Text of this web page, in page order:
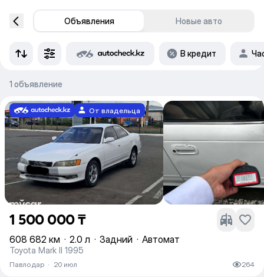
Объявления Новые авто
В кредит
1 объявление
От владельца
1 500 000 ₸
608 682 км · 2.0 л · Задний · Автомат
Toyota Mark II 1995
Павлодар · 20 июл 264